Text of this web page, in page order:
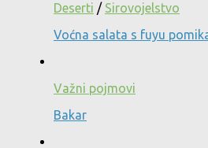
Deserti / Sirovojelstvo
Voćna salata s fuyu
Važni pojmovi
Bakar